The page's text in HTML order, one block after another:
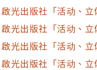
啟光出版社「活动、
啟光出版社「活动、
啟光出版社「活动、
啟光出版社「活动、